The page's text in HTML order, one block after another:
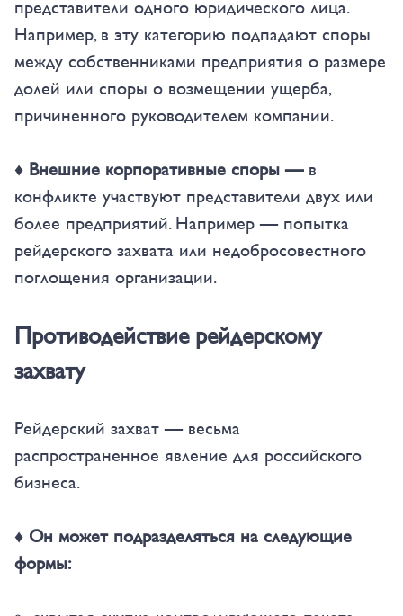
представители одного юридического лица.
Например, в эту категорию подпадают споры
между собственниками предприятия о размере
долей или споры о возмещении ущерба,
причиненного руководителем компании.
♦ Внешние корпоративные споры —в
конфликте участвуют представители двух или
более предприятий. Например — попытка
рейдерского захвата или недобросовестного
поглощения организации.
Противодействие рейдерскому
захвату
Рейдерский захват — весьма
распространенное явление для российского
бизнеса.
♦ Он может подразделяться на следующие
формы: